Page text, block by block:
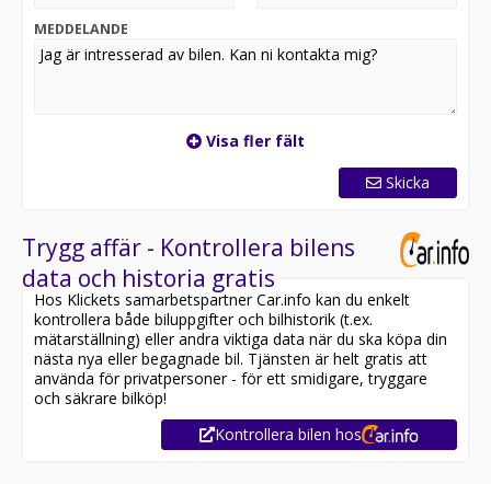
MEDDELANDE
Visa fler fält
Skicka
Trygg affär - Kontrollera bilens
data och historia gratis
Hos Klickets samarbetspartner Car.info kan du enkelt
kontrollera både biluppgifter och bilhistorik (t.ex.
mätarställning) eller andra viktiga data när du ska köpa din
nästa nya eller begagnade bil. Tjänsten är helt gratis att
använda för privatpersoner - för ett smidigare, tryggare
och säkrare bilköp!
Kontrollera bilen hos